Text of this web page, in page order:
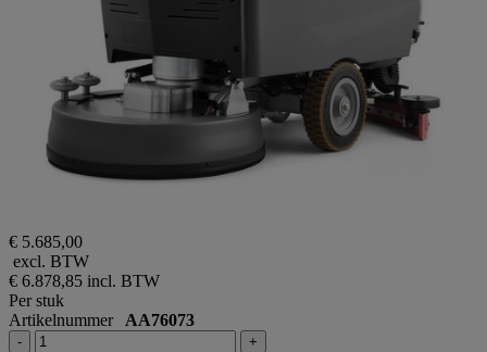
€ 5.685,00
excl. BTW
€ 6.878,85 incl. BTW
Per stuk
Artikelnummer AA76073
- +